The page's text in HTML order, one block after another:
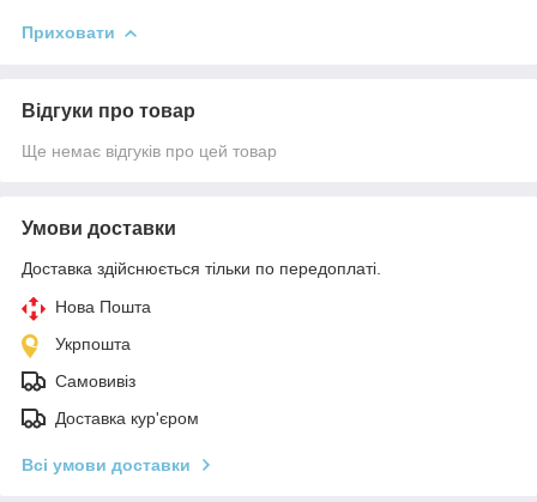
Приховати
Відгуки про товар
Ще немає відгуків про цей товар
Умови доставки
Доставка здійснюється тільки по передоплаті.
Нова Пошта
Укрпошта
Самовивіз
Доставка кур'єром
Всі умови доставки